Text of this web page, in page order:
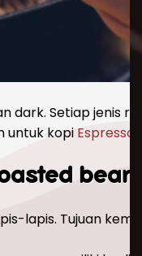
dark. Setiap
untuk kopi Espresso
lapis. Tujuan